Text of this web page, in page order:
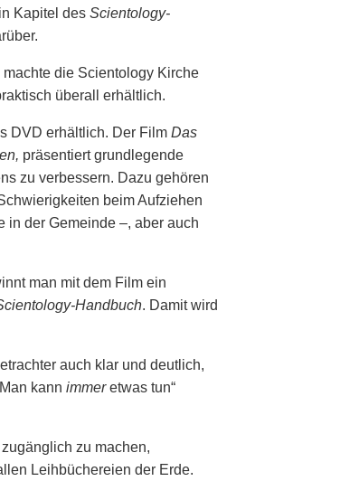
Kapitel des Scientology-
die Scientology Kirche
überall erhältlich.
DVD erhältlich. Der Film Das
präsentiert grundlegende
zu verbessern. Dazu gehören
beim Aufziehen
in der Gemeinde –, aber auch
man mit dem Film ein
Handbuch. Damit wird
auch klar und deutlich,
kann immeretwas tun“
zu machen,
Leihbüchereien der Erde.